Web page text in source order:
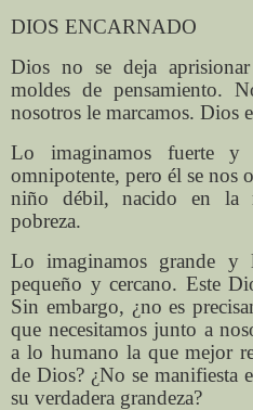
DIOS ENCARNADO
Dios no se deja
moldes de pensamiento.
nosotros le marcamos. Dios
Lo imaginamos fuerte y
omnipotente, pero él se nos
niño débil, nacido en la
pobreza.
Lo imaginamos grande
pequeño y cercano. Este
Sin embargo, ¿no es
que necesitamos junto a
a lo humano la que mejor
de Dios? ¿No se manifiesta
su verdadera grandeza?